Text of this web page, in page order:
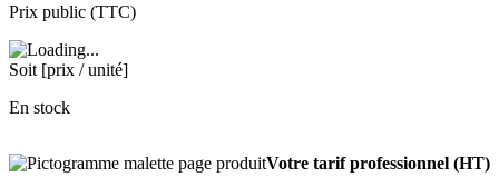
Prix public (TTC)
Soit [prix / unité]
En stock
Votre tarif professionnel (HT)